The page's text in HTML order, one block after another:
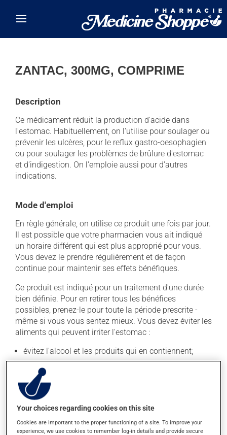
ZANTAC, 300MG, COMPRIME
Description
Ce médicament réduit la production d'acide dans
l'estomac. Habituellement, on l'utilise pour soulager ou
prévenir les ulcères, pour le reflux gastro-oesophagien
ou pour soulager les problèmes de brûlure d'estomac
et d'indigestion. On l'emploie aussi pour d'autres
indications.
Mode d'emploi
En règle générale, on utilise ce produit une fois par jour.
Il est possible que votre pharmacien vous ait indiqué
un horaire différent qui est plus approprié pour vous.
Vous devez le prendre régulièrement et de façon
continue pour maintenir ses effets bénéfiques.
Ce produit est indiqué pour un traitement d'une durée
bien définie. Pour en retirer tous les bénéfices
possibles, prenez-le pour toute la période prescrite -
même si vous vous sentez mieux. Vous devez éviter les
aliments qui peuvent irriter l'estomac :
évitez l'alcool et les produits qui en contiennent;
évitez le café, le thé et le chocolat;
évitez les aliments très acides ou épicés;
évitez les fritures.
Attention ! Le fait de fumer la cigarette est irritant pour
l'estomac.
Your choices regarding cookies on this site
Cookies are important to the proper functioning of a site. To improve your
experience, we use cookies to remember log-in details and provide secure